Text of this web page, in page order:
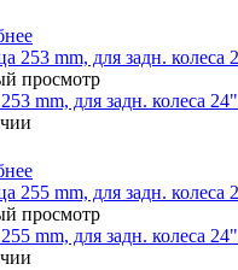
просмотр
mm, для задн. колеса 24"
просмотр
mm, для задн. колеса 24"